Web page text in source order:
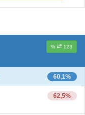
% 123
60,1%
62,5%